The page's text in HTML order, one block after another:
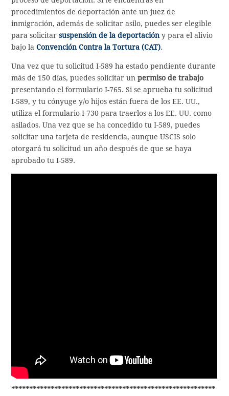
procedimientos de deportación ante un juez de
inmigración, además de solicitar asilo, puedes ser elegible
para solicitarsuspensión de la deportación y para el alivio
bajo laConvención Contra la Tortura (CAT).
Una vez que tu solicitud I-589 ha estado pendiente durante
más de 150 días, puedes solicitar unpermiso de trabajo
presentando el formulario I-765. Si se aprueba tu solicitud
I-589, y tu cónyuge y/o hijos están fuera de los EE. UU.,
utiliza el formulario I-730 para traerlos a los EE. UU. como
asilados. Una vez que se ha concedido tu I-589, puedes
solicitar una tarjeta de residencia, aunque USCIS solo
otorgará tu solicitud un año después de que se haya
aprobado tu I-589.
*********************************************************